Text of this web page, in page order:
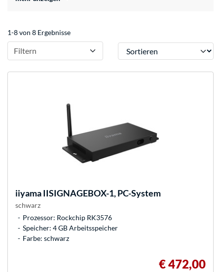
1-8 von 8 Ergebnisse
Filtern Sortieren
iiyamaIISIGNAGEBOX-1, PC-System
schwarz
Prozessor: Rockchip RK3576
Speicher: 4 GB Arbeitsspeicher
Farbe: schwarz
€ 472,00